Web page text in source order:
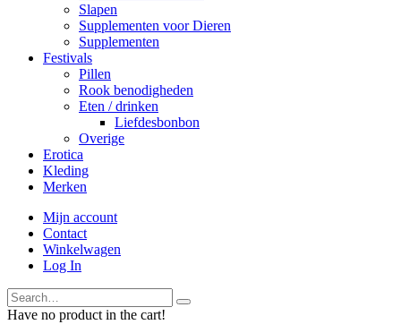
Slapen
Supplementen voor Dieren
Supplementen
Festivals
Pillen
Rook benodigheden
Eten / drinken
Liefdesbonbon
Overige
Erotica
Kleding
Merken
Mijn account
Contact
Winkelwagen
Log In
Have no product in the cart!